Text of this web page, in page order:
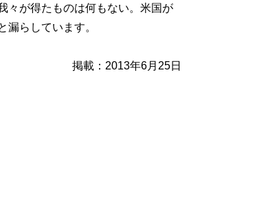
々が得たものは何もない。米国が
らしています。
掲載：2013年6月25日